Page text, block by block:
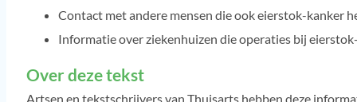
Contact met andere mensen die ook eierstok-kanker
Informatie over ziekenhuizen die operaties bij
Over deze tekst
Artsen en tekstschrijvers van Thuisarts hebben deze